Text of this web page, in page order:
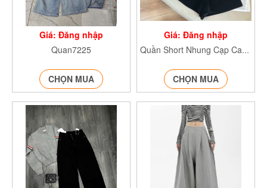
Giá: Đăng nhập
Quan7225
CHỌN MUA
Giá: Đăng nhập
Quần Short Nhung Cạp Cao QnhungN79
CHỌN MUA